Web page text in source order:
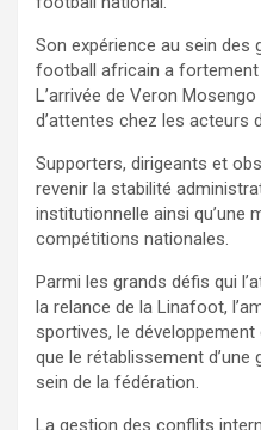
Son expérience au sein des
football africain a fortement
L’arrivée de Veron
d’attentes chez les acteurs
Supporters, dirigeants et
revenir la stabilité
institutionnelle ainsi qu’une
compétitions nationales.
Parmi les grands défis qui
la relance de la Linafoot,
sportives, le
que le rétablissement
sein de la fédération.
La gestion des conflits